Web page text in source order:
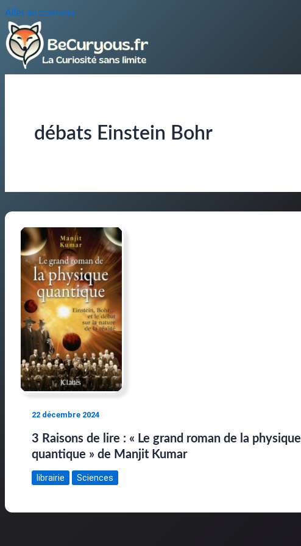
Aller au contenu
débats Einstein Bohr
22 décembre 2024
3 Raisons de lire : « Le grand roman de la physique
quantique » de Manjit Kumar
librairie Sciences